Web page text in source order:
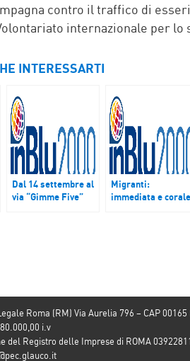
contro il traffico di
internazionale per lo
INTERESSARTI
Dal 14 settembre al
via “Gimme Five”
Migranti:
immediata e corale
Roma (RM) Via Aurelia 796 – CAP 00165
i.v
del Registro delle Imprese di ROMA